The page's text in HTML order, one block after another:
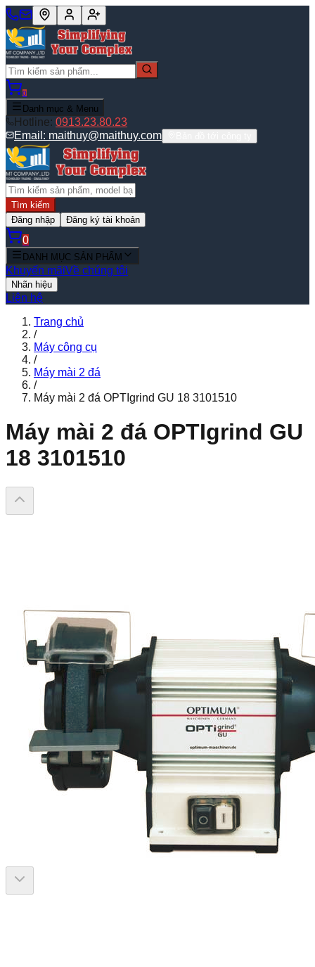
0
Danh mục & Menu
Hotline: 0913.23.80.23
Email: maithuy@maithuy.com
Tìm kiếm
Đăng nhập
Đăng ký tài khoản
0
DANH MỤC SẢN PHẨM
Khuyến mãiVề chúng tôi
Nhãn hiệu
Liên hệ
Trang chủ
/
Máy công cụ
/
Máy mài 2 đá
/
Máy mài 2 đá OPTIgrind GU 18 3101510
Máy mài 2 đá OPTIgrind GU
18 3101510